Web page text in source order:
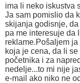
ima li neko iskustva
Ja sam pomislio da
skijanja godisnje,
pa me interesuje da
reklame.Pošaljem
koja je cena, da li
početnika i za
nedelje...to mi nije
e-mail ako niko ne